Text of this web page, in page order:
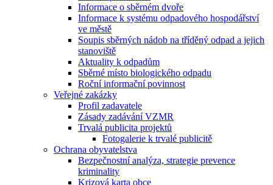
Informace o sběrném dvoře
Informace k systému odpadového hospodářství
ve městě
Soupis sběrných nádob na tříděný odpad a jejich
stanoviště
Aktuality k odpadům
Sběrné místo biologického odpadu
Roční informační povinnost
Veřejné zakázky
Profil zadavatele
Zásady zadávání VZMR
Trvalá publicita projektů
Fotogalerie k trvalé publicitě
Ochrana obyvatelstva
Bezpečnostní analýza, strategie prevence
kriminality
Krizová karta obce